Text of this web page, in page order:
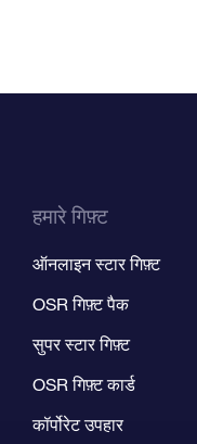
हमारे गिफ़्ट
ऑनलाइन स्टार गिफ़्ट
OSR गिफ़्ट पैक
सुपर स्टार गिफ़्ट
OSR गिफ़्ट कार्ड
कॉर्पोरेट उपहार